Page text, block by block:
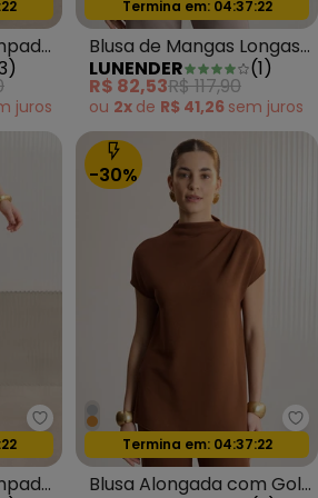
)
juros
Oferta relâmpago
Termina em: 04:37:20
Blusa de Mangas Longas
com Franzidos Crepe
Cinza
LUNENDER (1)
R$ 82,53R$ 117,90
ou 2x de R$ 41,26 sem juros
Lunender - Saia Midi Chá
-30%
Oferta relâmpago
Termina em: 04:37:20
Blusa Alongada com Gola